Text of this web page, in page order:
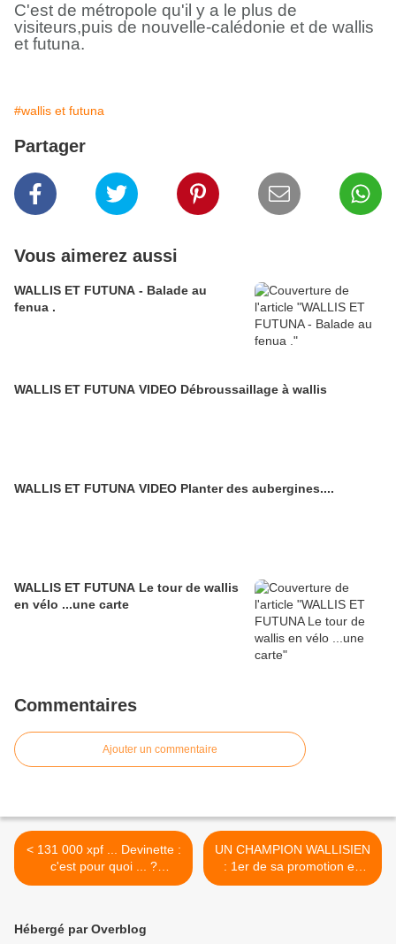
C'est de métropole qu'il y a le plus de
visiteurs,puis de nouvelle-calédonie et de wallis
et futuna.
#wallis et futuna
Partager
Vous aimerez aussi
WALLIS ET FUTUNA - Balade au
fenua .
WALLIS ET FUTUNA VIDEO Débroussaillage à wallis
WALLIS ET FUTUNA VIDEO Planter des aubergines....
WALLIS ET FUTUNA Le tour de wallis
en vélo ...une carte
Commentaires
Ajouter un commentaire
< 131 000 xpf ... Devinette :
c'est pour quoi ... ?
Réponse :
UN CHAMPION WALLISIEN
: 1er de sa promotion en
métropole >
Hébergé par Overblog